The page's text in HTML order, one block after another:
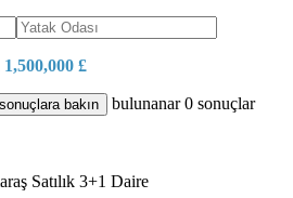
1,500,000 £
bakın bulunanar0 sonuçlar
Satılık 3+1 Daire